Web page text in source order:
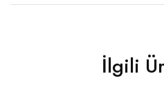
İlgili